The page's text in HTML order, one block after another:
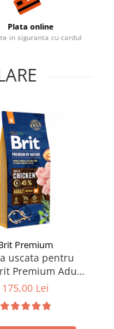
Plata online
in siguranta cu cardul
Premium
uscata pentru
Premium Adult
M 15 kg
175,00 Lei